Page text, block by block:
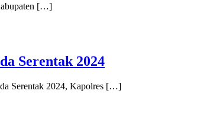
[…]
Serentak 2024
Serentak 2024, Kapolres […]